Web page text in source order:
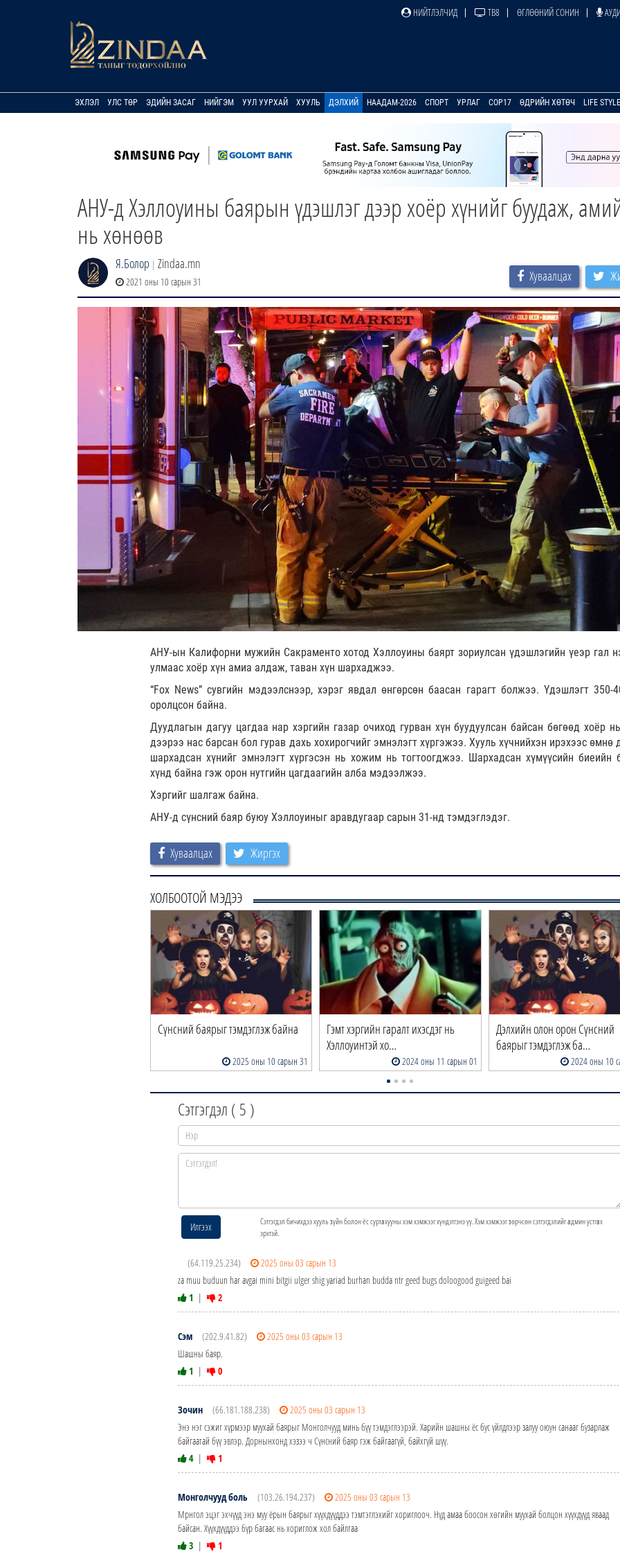
НИЙТЛЭЛЧИД ТВ8 ӨГЛӨӨНИЙ СОНИН
ЭХЛЭЛ УЛС ТӨР ЭДИЙН ЗАСАГ НИЙГЭМ УУЛ УУРХАЙ ХУУЛЬ ДЭЛХИЙ НААДАМ-2026 СПОРТ УРЛАГ COP17 ӨДРИЙН ХӨТӨЧ LIFE STYLE
АНУ-д Хэллоуины баярын үдэшлэг дээр хоёр хүнийг буудаж,
нь хөнөөв
Я.Болор | Zindaa.mn
2021 оны 10 сарын 31 Хуваалцах
АНУ-ын Калифорни мужийн Сакраменто хотод Хэллоуины баярт зориулсан үдэшлэгийн үеэр гал
улмаас хоёр хүн амиа алдаж, таван хүн шархаджээ.
“Fox News” сувгийн мэдээлснээр, хэрэг явдал өнгөрсөн баасан гарагт болжээ. Үдэшлэгт 350-
оролцсон байна.
Дуудлагын дагуу цагдаа нар хэргийн газар очиход гурван хүн буудуулсан байсан бөгөөд хоёр
дээрээ нас барсан бол гурав дахь хохирогчийг эмнэлэгт хүргэжээ. Хууль хүчнийхэн ирэхээс өмнө
шархадсан хүнийг эмнэлэгт хүргэсэн нь хожим нь тогтоогджээ. Шархадсан хүмүүсийн биеийн
хүнд байна гэж орон нутгийн цагдаагийн алба мэдээлжээ.
Хэргийг шалгаж байна.
АНУ-д сүнсний баяр буюу Хэллоуиныг аравдугаар сарын 31-нд тэмдэглэдэг.
Хуваалцах Жиргэх
ХОЛБООТОЙ МЭДЭЭ
Сүнсний баярыг тэмдэглэж байна
2025 оны 10 сарын 31
Гэмт хэргийн гаралт ихэсдэг нь
Хэллоуинтэй хо…
2024 оны 11 сарын 01
Дэлхийн олон орон Сүнсний
баярыг тэмдэглэж ба…
2024 оны 10
Сэтгэгдэл ( 5 )
Илгээх
Сэтгэгдэл бичихдээ хууль зүйн болон ёс суртахууны хэм хэмжээг хүндэтгэнэ үү. Хэм хэмжээг зөрчсөн сэтгэгдэлийг админ устгах
эрхтэй.
(64.119.25.234)
2025 оны 03 сарын 13
za muu buduun har avgai mini bitgii ulger shig yariad burhan budda ntr geed bugs doloogood guigeed bai
1 | 2
Сэм (202.9.41.82)
2025 оны 03 сарын 13
Шашны баяр.
1 | 0
Зочин (66.181.188.238)
2025 оны 03 сарын 13
Энэ нэг сэжиг хүрмээр муухай баярыг Монголчууд минь бүү тэмдэглээрэй. Харийн шашны ёс бус үйлдлээр залуу оюун санааг бузарлаж
байгаатай бүү эвлэр. Дорнынхонд хэзээ ч Сүнсний баяр гэж байгаагүй, байхгүй шүү.
4 | 1
Монголчууд боль (103.26.194.237)
2025 оны 03 сарын 13
Мрнгол эцэг эхчүүд энэ муу ёрын баярыг хүүхдүүддээ тэмтэглэхийг хориглооч. Нүд амаа боосон хөгийн муухай болцон хүүхдүүд яваад
байсан. Хүүхдүүддээ бүр багаас нь хориглож хол байлгаа
3 | 1